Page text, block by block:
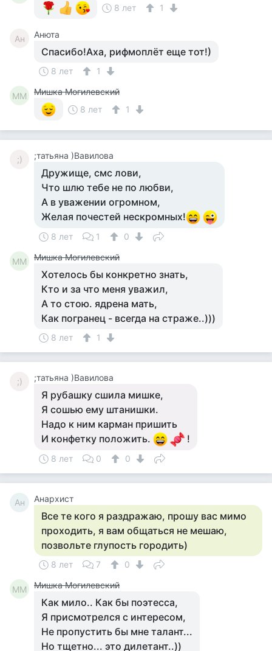
8 лет
1
Ан Анюта
Спасибо!Аха, рифмоплёт еще тот!)
8 лет 1
ММ
Мишка Могилевский
8 лет
1
;) ;татьяна )Вавилова
​Дружище, смс лови,
Что шлю тебе не по любви,
А в уважении огромном,
Желая почестей нескромных!
8 лет 1 0
ММ Мишка Могилевский
Хотелось бы конкретно знать,
Кто и за что меня уважил,
А то стою. ядрена мать,
Как погранец - всегда на страже..)))
8 лет 1
;) ;татьяна )Вавилова
​Я рубашку сшила мишке,
Я сошью ему штанишки.
Надо к ним карман пришить
И конфетку положить.
!
8 лет 0 0
Ан Анархист
Все те кого я раздражаю, прошу вас мимо
проходить, я вам общаться не мешаю,
позвольте глупость городить)
8 лет 7 0
ММ Мишка Могилевский
Как мило.. Как бы поэтесса,
Я присмотрелся с интересом,
Не пропустить бы мне талант...
Но тщетно... это дилетант..))